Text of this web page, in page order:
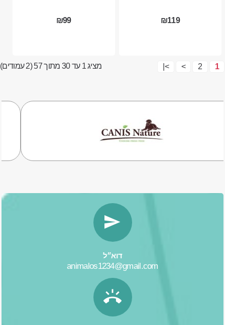
₪119
₪99
1
2
>
>| מציג 1 עד 30 מתוך 57 (2 עמודים)
דוא״ל
animalos1234@gmail.com